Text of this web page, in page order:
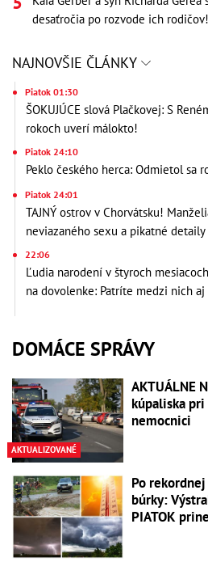
desaťročia po rozvode ich rodičov!
NAJNOVŠIE ČLÁNKY
Piatok 01:30
ŠOKUJÚCE slová Plačkovej: S
rokoch uverí málokto!
Piatok 24:10
Peklo českého herca: Odmietol sa
Piatok 24:01
TAJNÝ ostrov v Chorvátsku!
neviazaného sexu a pikatné detaily
22:06
Ľudia narodení v štyroch
na dovolenke: Patríte medzi nich aj
DOMÁCE SPRÁVY
AKTUALIZOVANÉ
AKTUÁLNE
kúpaliska
nemocnici
Po
búrky:
PIATOK